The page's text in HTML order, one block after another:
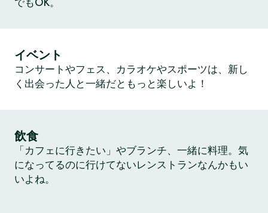
でもOK。
イベント
コンサートやフェス、カラオケやスポーツは、新し
く出会った人と一緒だともっと楽しいよ！
飲食
「カフェに行きたい」やブランチ、一緒に料理。気
になってるのに行けてないレンストランなんかもい
いよね。